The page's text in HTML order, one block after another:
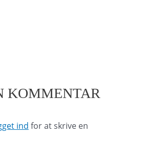
KOMMENTAR
ind for at skrive en